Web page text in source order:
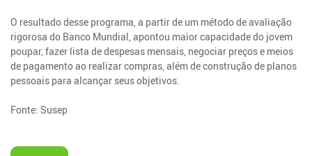
O resultado desse programa, a partir de um método de avaliação
rigorosa do Banco Mundial, apontou maior capacidade do jovem
poupar, fazer lista de despesas mensais, negociar preços e meios
de pagamento ao realizar compras, além de construção de planos
pessoais para alcançar seus objetivos.
Fonte: Susep